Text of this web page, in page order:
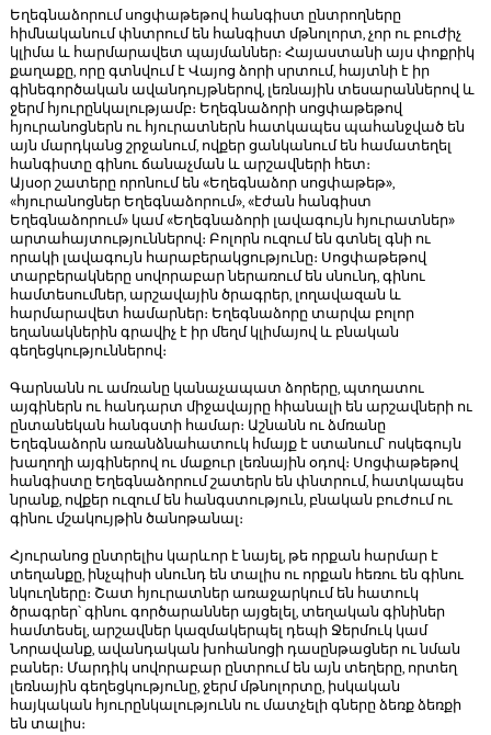
Եղեգնաձորում սոցփաթեթով հանգիստ ընտրողները
հիմնականում փնտրում են հանգիստ մթնոլորտ, չոր ու բուժիչ
կլիմա և հարմարավետ պայմաններ։ Հայաստանի այս փոքրիկ
քաղաքը, որը գտնվում է Վայոց ձորի սրտում, հայտնի է իր
գինեգործական ավանդույթներով, լեռնային տեսարաններով և
ջերմ հյուրընկալությամբ։ Եղեգնաձորի սոցփաթեթով
հյուրանոցներն ու հյուրատներն հատկապես պահանջված են
այն մարդկանց շրջանում, ովքեր ցանկանում են համատեղել
հանգիստը գինու ճանաչման և արշավների հետ։
Այսօր շատերը որոնում են «Եղեգնաձոր սոցփաթեթ»,
«հյուրանոցներ Եղեգնաձորում», «էժան հանգիստ
Եղեգնաձորում» կամ «Եղեգնաձորի լավագույն հյուրատներ»
արտահայտություններով։ Բոլորն ուզում են գտնել գնի ու
որակի լավագույն հարաբերակցությունը։ Սոցփաթեթով
տարբերակները սովորաբար ներառում են սնունդ, գինու
համտեսումներ, արշավային ծրագրեր, լողավազան և
հարմարավետ համարներ։ Եղեգնաձորը տարվա բոլոր
եղանակներին գրավիչ է իր մեղմ կլիմայով և բնական
գեղեցկություններով։
Գարնանն ու ամռանը կանաչապատ ձորերը, պտղատու
այգիներն ու հանդարտ միջավայրը հիանալի են արշավների ու
ընտանեկան հանգստի համար։ Աշնանն ու ձմռանը
Եղեգնաձորն առանձնահատուկ հմայք է ստանում՝ ոսկեգույն
խաղողի այգիներով ու մաքուր լեռնային օդով։ Սոցփաթեթով
հանգիստը Եղեգնաձորում շատերն են փնտրում, հատկապես
նրանք, ովքեր ուզում են հանգստություն, բնական բուժում ու
գինու մշակույթին ծանոթանալ։
Հյուրանոց ընտրելիս կարևոր է նայել, թե որքան հարմար է
տեղանքը, ինչպիսի սնունդ են տալիս ու որքան հեռու են գինու
նկուղները։ Շատ հյուրատներ առաջարկում են հատուկ
ծրագրեր՝ գինու գործարաններ այցելել, տեղական գինիներ
համտեսել, արշավներ կազմակերպել դեպի Ջերմուկ կամ
Նորավանք, ավանդական խոհանոցի դասընթացներ ու նման
բաներ։ Մարդիկ սովորաբար ընտրում են այն տեղերը, որտեղ
լեռնային գեղեցկությունը, ջերմ մթնոլորտը, իսկական
հայկական հյուրընկալությունն ու մատչելի գները ձեռք ձեռքի
են տալիս։